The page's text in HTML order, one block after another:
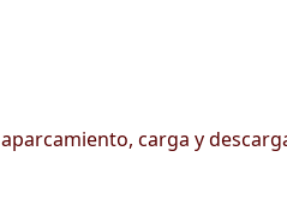
carga y